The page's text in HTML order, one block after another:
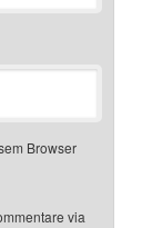
Browser
via